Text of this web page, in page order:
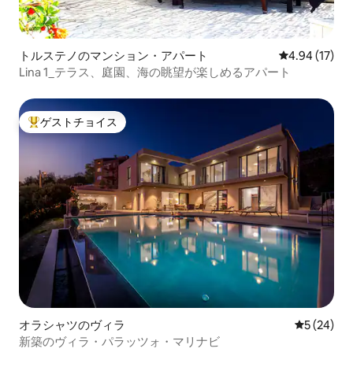
トルステノのマンション・アパート レビュー17
4.94 (17)
Lina 1_テラス、庭園、海の眺望が楽しめるアパート
大好評のゲストチョイスです。
ゲストチョイス
オラシャツのヴィラ レビュー
5 (24)
新築のヴィラ・パラッツォ・マリナビ